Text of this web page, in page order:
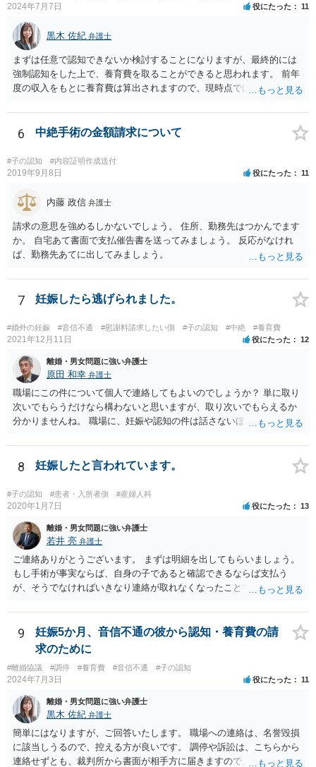
2024年7月7日 役にたった 11
黒木 佐紀 弁護士
まずは任意で認知できないか検討することになりますが、最終的には
強制認知をした上で、養育費を取ることができると思われます。 前年
度の収入をもとに養育費は算出されますので、現時点では少額しか取
育費の増額調停を起こすこともできます。 仮に中絶する場合でも、相
手方が妊娠について話し合いをしっかりしてくれない場合には、慰謝
料請求などもできる可能性があります。 いずれにせよ、親御さんとの
関わりが不可欠となると思われますので、一度話し合った上で、法律
事務所へ早めのご相談をされたほうがよろしいかと思います。
6 中絶手術の金額請求について
#子の認知 #内容証明作成送付
2019年9月8日 役にたった 11
内藤 政信 弁護士
請求の意思を強めるしかないでしょう。 住所、勤務先はつかんでます
か。 自宅あて書面で支払催告書を送ってみましょう。 反応がなけれ
ば、勤務先あてに出してみましょう。
7 妊娠したら逃げられました。
#婚外の妊娠 #音信不通 #慰謝料請求したい側 #子の認知 #中絶 #養育費
2021年12月11日 役にたった 12
離婚・男女問題に強い弁護士
原田 和幸 弁護士
職場にこの件について個人で連絡してもよいのでしょうか？ 単に取り
次いでもらうだけなら構わないと思いますが、取り次いでもらえるか
分かりませんね。 職場に、妊娠や認知の件は話さないほうがよいと思
難しいと思われれば、弁護士に入ってもらうことも検討されてくださ
い。 一度、お近くの弁護士に相談されてみてもよいと思います。
8 妊娠したと言われています。
#子の認知 #患者・入所者側 #産婦人科
2020年1月7日 役にたった 13
離婚・男女問題に強い弁護士
若井 亮 弁護士
ご連絡ありがとうございます。 まずは明細を出してもらいましょう。
もし手術が事実ならば、自身の子であると確認できるならば支払う
が、そうでなければいきなり連絡が取れなくなったことで不信感もあ
してはいかがでしょうか。 代理人となる場合ですが、事務所ごとにま
ちまちです。 弊所の場合、交渉をお受けするとなると20万円くらいが
多いかと思います。
9
妊娠5か月、音信不通の彼から認知・養育費の請
求のために
#離婚協議 #調停 #養育費 #音信不通 #子の認知
2024年7月3日 役にたった 11
離婚・男女問題に強い弁護士
黒木 佐紀 弁護士
簡単にはなりますが、ご回答いたします。 職場への連絡は、名誉毀損
に該当しうるので、控える方が良いです。 調停や訴訟は、こちらから
連絡せずとも、裁判所から書面が相手方に届きますので、連絡不要で